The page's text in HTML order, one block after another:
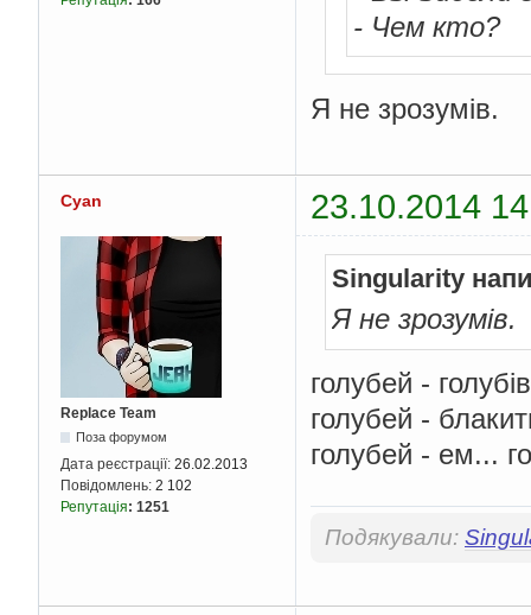
- Чем кто?
Я не зрозумів.
Cyan 23.10.2014
Replace Team
Поза форумом
Дата реєстрації: 26.02.2013
Повідомлень: 2 102
Репутація: 1251
Singularity
Я не зрозумів.
голубей - голубів
голубей -
голубей - ем...
Подякували: